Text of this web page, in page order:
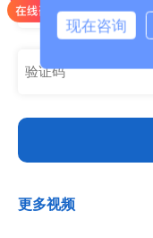
更多视频
现在咨询